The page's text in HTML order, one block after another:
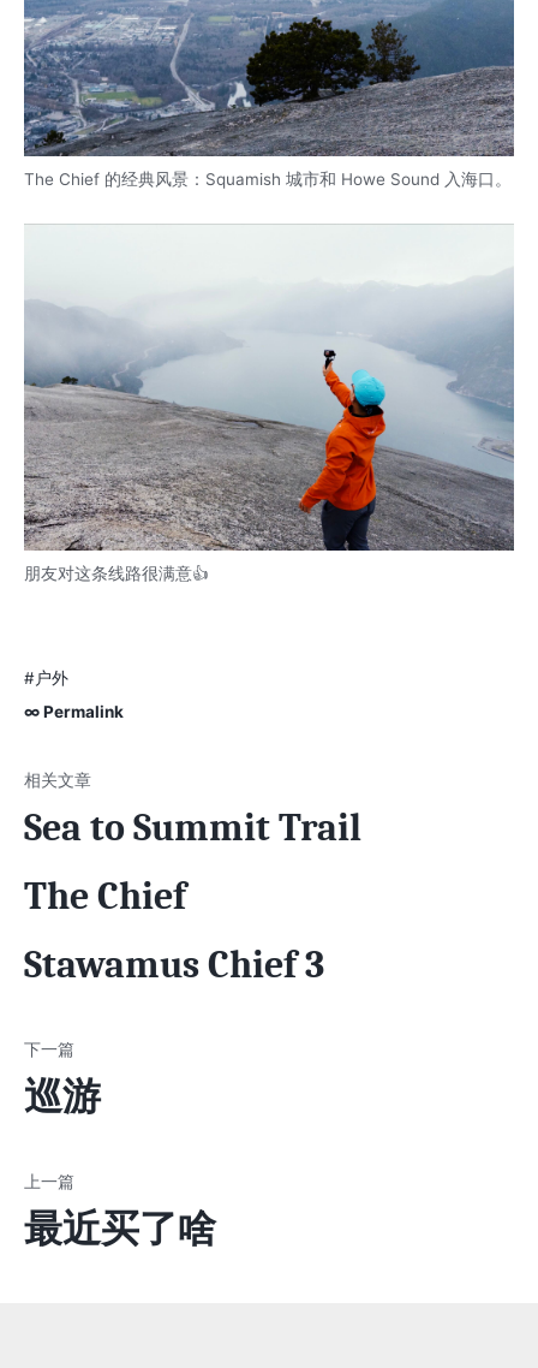
The Chief 的经典风景：Squamish 城市和 Howe Sound 入海口。
朋友对这条线路很满意👍
#户外
∞ Permalink
Sea to Summit Trail
The Chief
Stawamus Chief 3
巡游
最近买了啥